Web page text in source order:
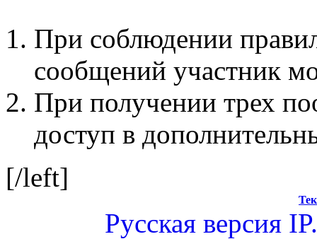
При соблюдении
сообщений участник
При получении трех
доступ в
[/left]
Русская версия